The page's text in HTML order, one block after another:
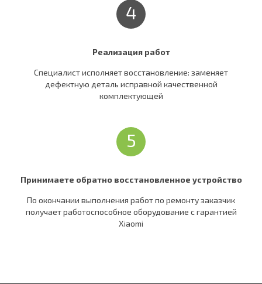
4
Реализация работ
Специалист исполняет восстановление: заменяет
дефектную деталь исправной качественной
комплектующей
5
Принимаете обратно восстановленное устройство
По окончании выполнения работ по ремонту заказчик
получает работоспособное оборудование c гарантией
Xiaomi